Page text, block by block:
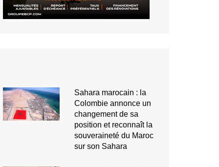
Sahara marocain : la
Colombie annonce un
changement de sa
position et reconnaît la
souveraineté du Maroc
sur son Sahara